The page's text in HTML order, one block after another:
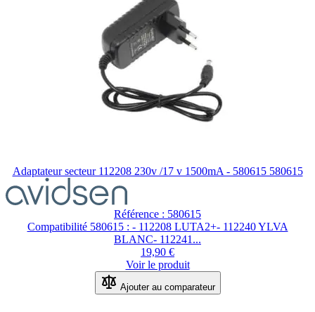
Adaptateur secteur 112208 230v /17 v 1500mA - 580615 580615
Référence : 580615
Compatibilité 580615 : - 112208 LUTA2+- 112240 YLVA
BLANC- 112241...
19,90 €
Voir le produit
Ajouter au comparateur